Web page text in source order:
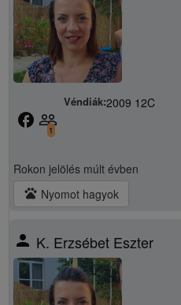
Véndiák:2009 12C
facebook people_outline
1
Rokon jelölés múlt évben
pets Nyomot hagyok
person K. Erzsébet Eszter